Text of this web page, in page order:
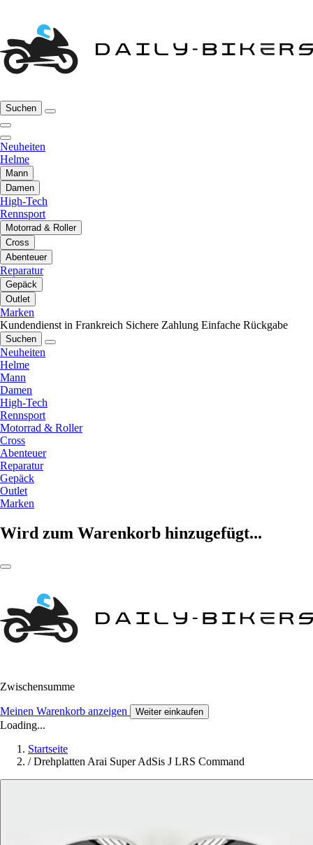
Suchen
Neuheiten
Helme
Mann
Damen
High-Tech
Rennsport
Motorrad & Roller
Cross
Abenteuer
Reparatur
Gepäck
Outlet
Marken
Kundendienst in Frankreich Sichere Zahlung Einfache Rückgabe
Suchen
Neuheiten
Helme
Mann
Damen
High-Tech
Rennsport
Motorrad & Roller
Cross
Abenteuer
Reparatur
Gepäck
Outlet
Marken
Wird zum Warenkorb hinzugefügt...
Zwischensumme
Meinen Warenkorb anzeigen Weiter einkaufen
Loading...
Startseite
/ Drehplatten Arai Super AdSis J LRS Command